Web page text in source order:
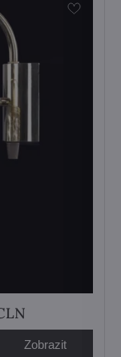
Zobrazit